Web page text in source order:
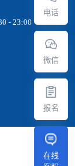
- 23:00
电话
微信
报名
在线